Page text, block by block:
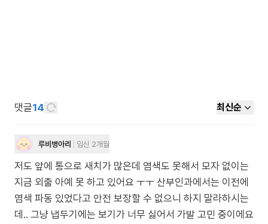
댓글14 최신순
루비병아리 임신 2개월
저도 앞에 통으로 새치가 많은데 염색도 못해서 모자 없이는
지금 외출 아예 못 하고 있어요 ㅜㅜ 산부인과에서는 이전에
염색 파동 있었다고 안전 보장할 수 없으니 하지 말라하시는
데.. 그냥 냅두기에는 보기가 너무 싫어서 가발 고민 중이에요